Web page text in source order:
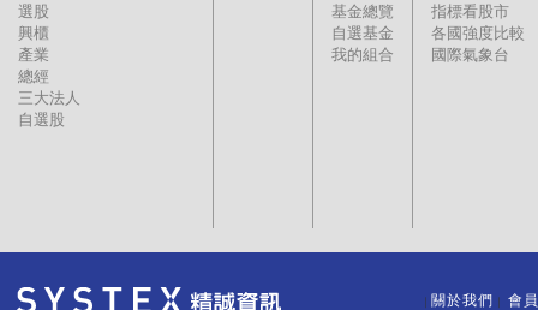
選股
興櫃
產業
總經
三大法人
自選股
基金總覽
自選基金
我的組合
指標看股市
各國強度比較
國際氣象台
關於我們 會